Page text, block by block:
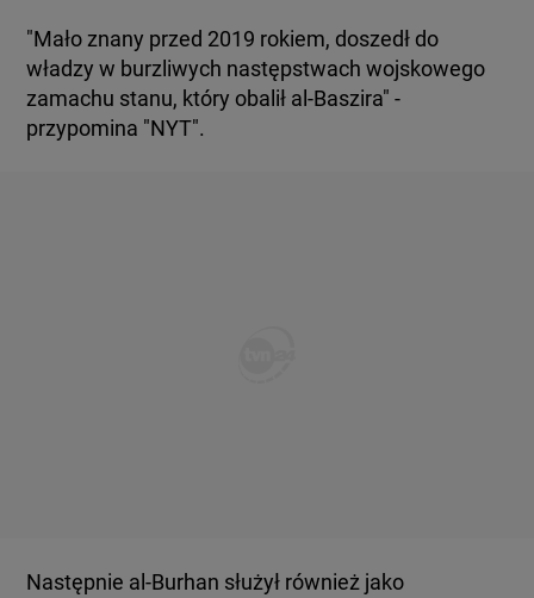
"Mało znany przed 2019 rokiem, doszedł do
władzy w burzliwych następstwach wojskowego
zamachu stanu, który obalił al-Baszira" -
przypomina "NYT".
Następnie al-Burhan służył również jako